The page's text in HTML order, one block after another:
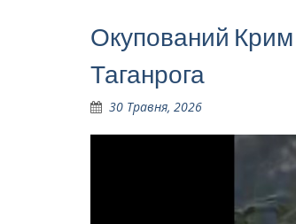
Окупований Крим
Таганрога
30 Травня, 2026